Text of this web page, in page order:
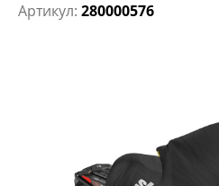
Артикул: 280000576